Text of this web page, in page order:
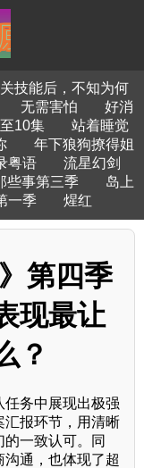
技能后，不知为何
无需害怕
好消
10集
站着睡觉
年下狼狗撩得姐
粤语
流星幻剑
些事第三季
岛上
一季 煋红
第四季
现最让
？
任务中展现出极强
汇报环节，用清晰
一致认可。同
通，也体现了超